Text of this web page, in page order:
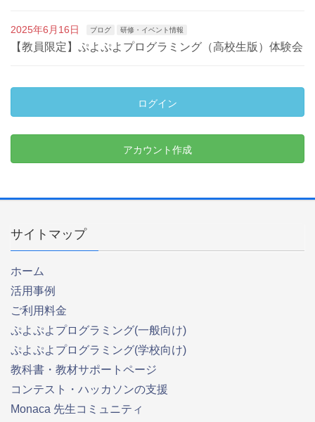
2025年6月16日 ブログ 研修・イベント情報
【教員限定】ぷよぷよプログラミング（高校生版）体験会
ログイン
アカウント作成
サイトマップ
ホーム
活用事例
ご利用料金
ぷよぷよプログラミング(一般向け)
ぷよぷよプログラミング(学校向け)
教科書・教材サポートページ
コンテスト・ハッカソンの支援
Monaca 先生コミュニティ